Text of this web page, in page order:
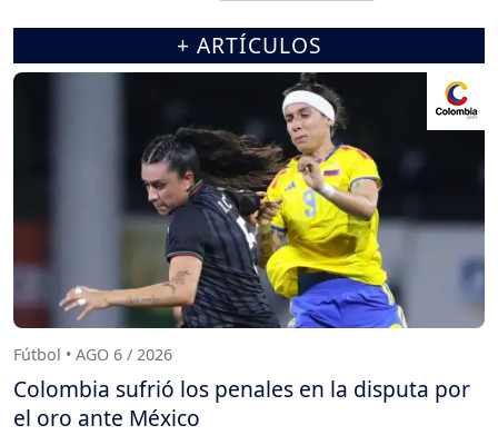
+ ARTÍCULOS
Fútbol • AGO 6 / 2026
Colombia sufrió los penales en la disputa por
el oro ante México